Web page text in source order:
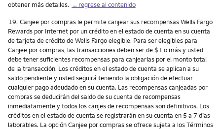
obtener más detalles. ←regrese al contenido
Nota
19. Canjee por compras le permite canjear sus recompensas Wells Fargo
Rewards por Internet por un crédito en el estado de cuenta en su cuenta
de tarjeta de crédito de Wells Fargo elegible. Para ser elegibles para
Canjee por compras, las transacciones deben ser de $1 o más y usted
debe tener suficientes recompensas para canjearlas por el monto total
de la transacción. Los créditos en el estado de cuenta se aplican a su
saldo pendiente y usted seguirá teniendo la obligación de efectuar
cualquier pago adeudado en su cuenta. Las recompensas canjeadas por
compras se deducirán del saldo de su cuenta de recompensas
inmediatamente y todos los canjes de recompensas son definitivos. Los
créditos en el estado de cuenta se registrarán en su cuenta en 5 a 7 días
laborables. La opción Canjee por compras se ofrece sujeta a los Términos